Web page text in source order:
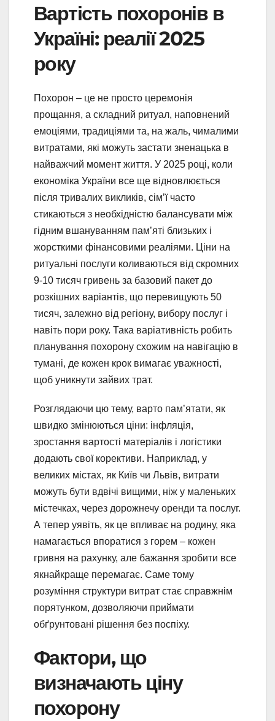
Вартість похоронів в
Україні: реалії 2025
року
Похорон – це не просто церемонія
прощання, а складний ритуал, наповнений
емоціями, традиціями та, на жаль, чималими
витратами, які можуть застати зненацька в
найважчий момент життя. У 2025 році, коли
економіка України все ще відновлюється
після тривалих викликів, сім’ї часто
стикаються з необхідністю балансувати між
гідним вшануванням пам’яті близьких і
жорсткими фінансовими реаліями. Ціни на
ритуальні послуги коливаються від скромних
9-10 тисяч гривень за базовий пакет до
розкішних варіантів, що перевищують 50
тисяч, залежно від регіону, вибору послуг і
навіть пори року. Така варіативність робить
планування похорону схожим на навігацію в
тумані, де кожен крок вимагає уважності,
щоб уникнути зайвих трат.
Розглядаючи цю тему, варто пам’ятати, як
швидко змінюються ціни: інфляція,
зростання вартості матеріалів і логістики
додають свої корективи. Наприклад, у
великих містах, як Київ чи Львів, витрати
можуть бути вдвічі вищими, ніж у маленьких
містечках, через дорожнечу оренди та послуг.
А тепер уявіть, як це впливає на родину, яка
намагається впоратися з горем – кожен
гривня на рахунку, але бажання зробити все
якнайкраще перемагає. Саме тому
розуміння структури витрат стає справжнім
порятунком, дозволяючи приймати
обґрунтовані рішення без поспіху.
Фактори, що
визначають ціну
похорону